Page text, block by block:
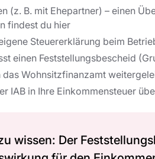
(z. B. mit Ehepartner) – einen
findest du hier
Steuererklärung beim
einen Feststellungsbescheid
das Wohnsitzfinanzamt
IAB in Ihre Einkommensteuer
wissen: Der